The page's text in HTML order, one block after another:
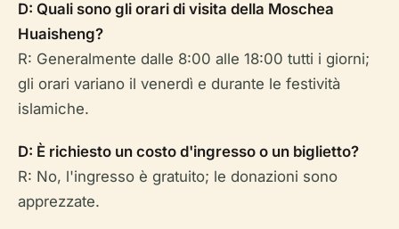
D: Quali sono gli orari di visita della Moschea
Huaisheng?
R: Generalmente dalle 8:00 alle 18:00 tutti i giorni;
gli orari variano il venerdì e durante le festività
islamiche.
D: È richiesto un costo d'ingresso o un biglietto?
R: No, l'ingresso è gratuito; le donazioni sono
apprezzate.